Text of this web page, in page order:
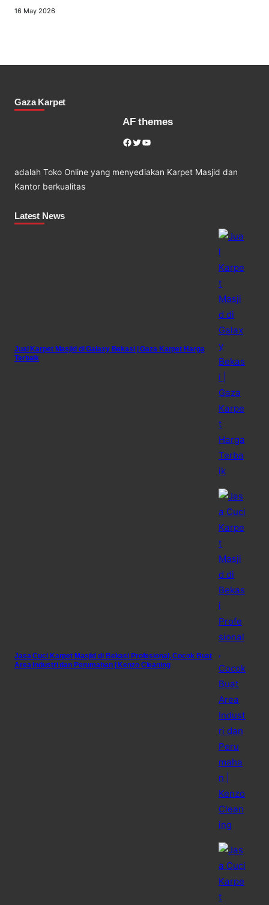
16 May 2026
Gaza Karpet
AF themes
Facebook Twitter YouTube
adalah Toko Online yang menyediakan Karpet Masjid dan
Kantor berkualitas
Latest News
Jual Karpet Masjid di Galaxy Bekasi | Gaza Karpet Harga
Terbaik
Jasa Cuci Karpet Masjid di Bekasi Profesional, Cocok Buat
Area Industri dan Perumahan | Kenzo Cleaning